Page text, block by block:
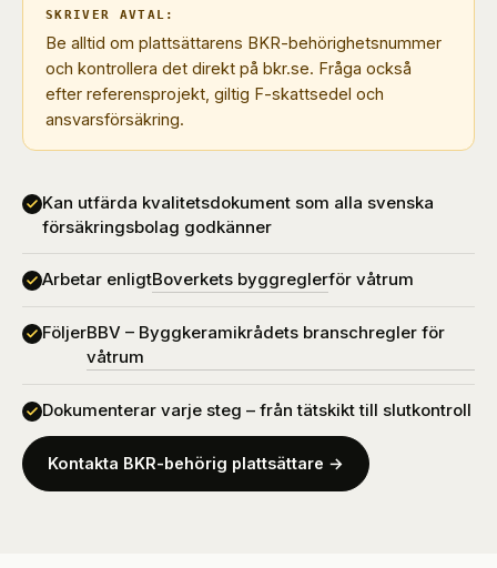
SKRIVER AVTAL:
Be alltid om plattsättarens BKR-behörighetsnummer
och kontrollera det direkt på bkr.se. Fråga också
efter referensprojekt, giltig F-skattsedel och
ansvarsförsäkring.
Kan utfärda kvalitetsdokument som alla svenska
försäkringsbolag godkänner
Arbetar enligtBoverkets byggreglerför våtrum
FöljerBBV – Byggkeramikrådets branschregler för
våtrum
Dokumenterar varje steg – från tätskikt till slutkontroll
Kontakta BKR-behörig plattsättare →